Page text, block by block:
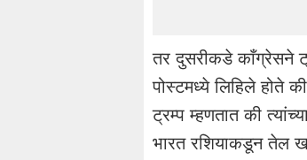
तर दुसरीकडे काँग्रेसने
पोस्टमध्ये लिहिले होते
ट्रम्प म्हणतात की
भारत रशियाकडून तेल